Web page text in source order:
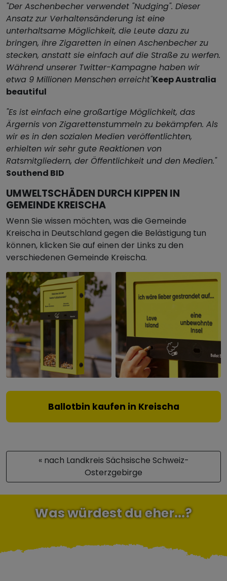
"Der Aschenbecher verwendet "Nudging". Dieser
Ansatz zur Verhaltensänderung ist eine
unterhaltsame Möglichkeit, die Leute dazu zu
bringen, ihre Zigaretten in einen Aschenbecher zu
stecken, anstatt sie einfach auf die Straße zu werfen.
Während unserer Twitter-Kampagne haben wir
etwa 9 Millionen Menschen erreicht"Keep Australia
beautiful
"Es ist einfach eine großartige Möglichkeit, das
Ärgernis von Zigarettenstummeln zu bekämpfen. Als
wir es in den sozialen Medien veröffentlichten,
erhielten wir sehr gute Reaktionen von
Ratsmitgliedern, der Öffentlichkeit und den Medien."
Southend BID
UMWELTSCHÄDEN DURCH KIPPEN IN
GEMEINDE KREISCHA
Wenn Sie wissen möchten, was die Gemeinde
Kreischa in Deutschland gegen die Belästigung tun
können, klicken Sie auf einen der Links zu den
verschiedenen Gemeinde Kreischa.
Ballotbin kaufen in Kreischa
« nach Landkreis Sächsische Schweiz-
Osterzgebirge
Was würdest du eher...?